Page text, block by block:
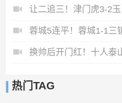
热门TAG